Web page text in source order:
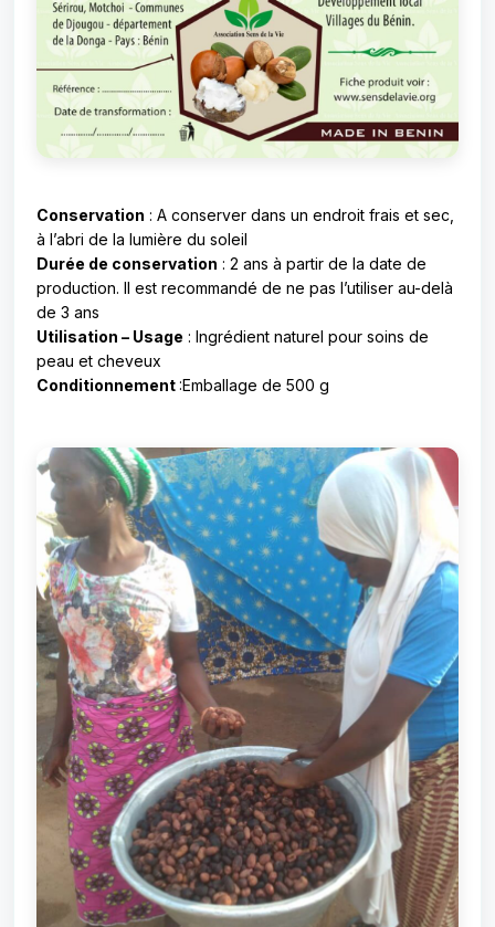
Conservation : A conserver dans un endroit frais et sec,
à l’abri de la lumière du soleil
Durée de conservation : 2 ans à partir de la date de
production. Il est recommandé de ne pas l’utiliser au-delà
de 3 ans
Utilisation – Usage : Ingrédient naturel pour soins de
peau et cheveux
Conditionnement:Emballage de 500 g